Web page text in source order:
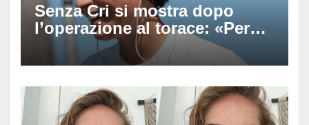
Senza Cri si mostra dopo
l’operazione al torace: «Per
anni mi sentivo in trappola», il
racconto sul difficile percorso